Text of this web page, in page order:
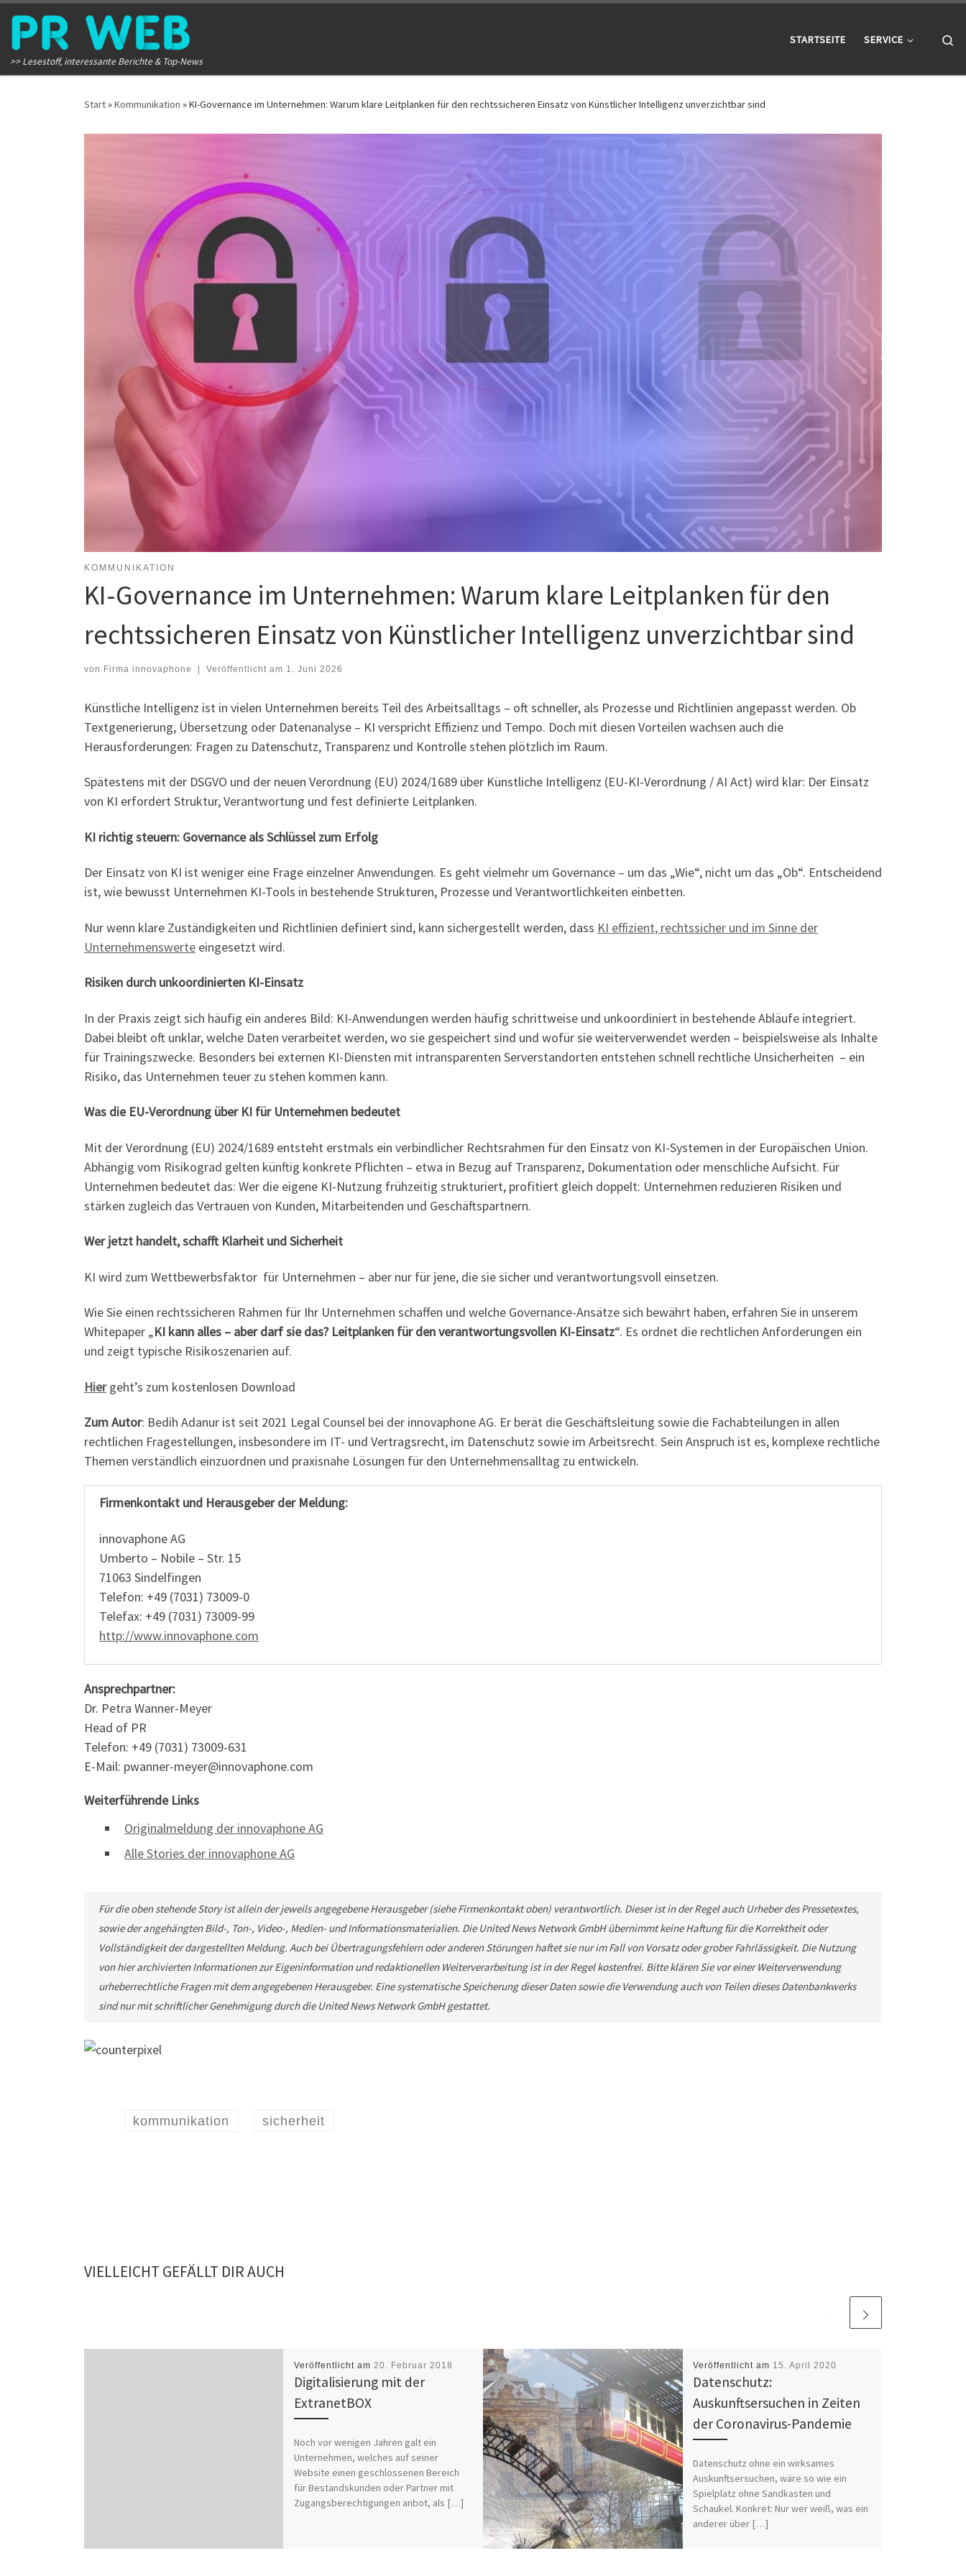
Zum Inhalt springen
>> Lesestoff, interessante Berichte & Top-News
STARTSEITE SERVICE
Start»Kommunikation »KI-Governance im Unternehmen: Warum klare Leitplanken für den rechtssicheren Einsatz von Künstlicher Intelligenz unverzichtbar sind
KOMMUNIKATION
KI-Governance im Unternehmen: Warum klare Leitplanken für den
rechtssicheren Einsatz von Künstlicher Intelligenz unverzichtbar sind
von Firma innovaphone | Veröffentlicht am 1. Juni 2026
Künstliche Intelligenz ist in vielen Unternehmen bereits Teil des Arbeitsalltags – oft schneller, als Prozesse und Richtlinien angepasst werden. Ob
Textgenerierung, Übersetzung oder Datenanalyse – KI verspricht Effizienz und Tempo. Doch mit diesen Vorteilen wachsen auch die
Herausforderungen: Fragen zu Datenschutz, Transparenz und Kontrolle stehen plötzlich im Raum.
Spätestens mit der DSGVO und der neuen Verordnung (EU) 2024/1689 über Künstliche Intelligenz (EU-KI-Verordnung / AI Act) wird klar: Der Einsatz
von KI erfordert Struktur, Verantwortung und fest definierte Leitplanken.
KI richtig steuern: Governance als Schlüssel zum Erfolg
Der Einsatz von KI ist weniger eine Frage einzelner Anwendungen. Es geht vielmehr um Governance – um das „Wie“, nicht um das „Ob“. Entscheidend
ist, wie bewusst Unternehmen KI-Tools in bestehende Strukturen, Prozesse und Verantwortlichkeiten einbetten.
Nur wenn klare Zuständigkeiten und Richtlinien definiert sind, kann sichergestellt werden, dass KI effizient, rechtssicher und im Sinne der
Unternehmenswerte eingesetzt wird.
Risiken durch unkoordinierten KI-Einsatz
In der Praxis zeigt sich häufig ein anderes Bild: KI-Anwendungen werden häufig schrittweise und unkoordiniert in bestehende Abläufe integriert.
Dabei bleibt oft unklar, welche Daten verarbeitet werden, wo sie gespeichert sind und wofür sie weiterverwendet werden – beispielsweise als Inhalte
für Trainingszwecke. Besonders bei externen KI-Diensten mit intransparenten Serverstandorten entstehen schnell rechtliche Unsicherheiten – ein
Risiko, das Unternehmen teuer zu stehen kommen kann.
Was die EU-Verordnung über KI für Unternehmen bedeutet
Mit der Verordnung (EU) 2024/1689 entsteht erstmals ein verbindlicher Rechtsrahmen für den Einsatz von KI-Systemen in der Europäischen Union.
Abhängig vom Risikograd gelten künftig konkrete Pflichten – etwa in Bezug auf Transparenz, Dokumentation oder menschliche Aufsicht. Für
Unternehmen bedeutet das: Wer die eigene KI-Nutzung frühzeitig strukturiert, profitiert gleich doppelt: Unternehmen reduzieren Risiken und
stärken zugleich das Vertrauen von Kunden, Mitarbeitenden und Geschäftspartnern.
Wer jetzt handelt, schafft Klarheit und Sicherheit
KI wird zum Wettbewerbsfaktor für Unternehmen – aber nur für jene, die sie sicher und verantwortungsvoll einsetzen.
Wie Sie einen rechtssicheren Rahmen für Ihr Unternehmen schaffen und welche Governance-Ansätze sich bewährt haben, erfahren Sie in unserem
Whitepaper „KI kann alles – aber darf sie das? Leitplanken für den verantwortungsvollen KI-Einsatz“. Es ordnet die rechtlichen Anforderungen ein
und zeigt typische Risikoszenarien auf.
Hiergeht’s zum kostenlosen Download
Zum Autor: Bedih Adanur ist seit 2021 Legal Counsel bei der innovaphone AG. Er berät die Geschäftsleitung sowie die Fachabteilungen in allen
rechtlichen Fragestellungen, insbesondere im IT- und Vertragsrecht, im Datenschutz sowie im Arbeitsrecht. Sein Anspruch ist es, komplexe rechtliche
Themen verständlich einzuordnen und praxisnahe Lösungen für den Unternehmensalltag zu entwickeln.
Firmenkontakt und Herausgeber der Meldung:
innovaphone AG
Umberto – Nobile – Str. 15
71063 Sindelfingen
Telefon: +49 (7031) 73009-0
Telefax: +49 (7031) 73009-99
http://www.innovaphone.com
Ansprechpartner:
Dr. Petra Wanner-Meyer
Head of PR
Telefon: +49 (7031) 73009-631
E-Mail: pwanner-meyer@innovaphone.com
Weiterführende Links
Originalmeldung der innovaphone AG
Alle Stories der innovaphone AG
Für die oben stehende Story ist allein der jeweils angegebene Herausgeber (siehe Firmenkontakt oben) verantwortlich. Dieser ist in der Regel auch Urheber des Pressetextes,
sowie der angehängten Bild-, Ton-, Video-, Medien- und Informationsmaterialien. Die United News Network GmbH übernimmt keine Haftung für die Korrektheit oder
Vollständigkeit der dargestellten Meldung. Auch bei Übertragungsfehlern oder anderen Störungen haftet sie nur im Fall von Vorsatz oder grober Fahrlässigkeit. Die Nutzung
von hier archivierten Informationen zur Eigeninformation und redaktionellen Weiterverarbeitung ist in der Regel kostenfrei. Bitte klären Sie vor einer Weiterverwendung
urheberrechtliche Fragen mit dem angegebenen Herausgeber. Eine systematische Speicherung dieser Daten sowie die Verwendung auch von Teilen dieses Datenbankwerks
sind nur mit schriftlicher Genehmigung durch die United News Network GmbH gestattet.
kommunikation sicherheit
VIELLEICHT GEFÄLLT DIR AUCH
Veröffentlicht am 20. Februar 2018
Digitalisierung mit der
ExtranetBOX
Noch vor wenigen Jahren galt ein
Unternehmen, welches auf seiner
Website einen geschlossenen Bereich
für Bestandskunden oder Partner mit
Zugangsberechtigungen anbot, als […]
Veröffentlicht am 15. April 2020
Datenschutz:
Auskunftsersuchen in Zeiten
der Coronavirus-Pandemie
Datenschutz ohne ein wirksames
Auskunftsersuchen, wäre so wie ein
Spielplatz ohne Sandkasten und
Schaukel. Konkret: Nur wer weiß, was ein
anderer über […]